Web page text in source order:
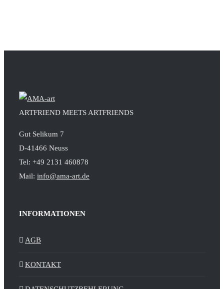
ARTFRIEND MEETS ARTFRIENDS
Gut Selikum 7
D-41466 Neuss
Tel: +49 2131 460878
Mail: info@ama-art.de
INFORMATIONEN
AGB
KONTAKT